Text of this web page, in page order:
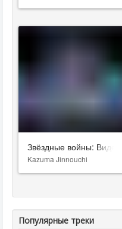
Звёздные войны:
Kazuma Jinnouchi
Популярные треки